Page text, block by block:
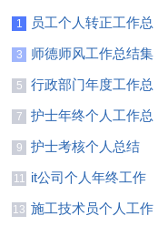
1
员工个人转正工作总
结精选15篇
3
师德师风工作总结集
合15篇
5
行政部门年度工作总
结(13篇)
7
护士年终个人工作总
结【精】
9 护士考核个人总结
11
it公司个人年终工作
总结
13 施工技术员个人工作